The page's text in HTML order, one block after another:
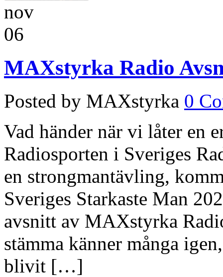
nov
06
MAXstyrka Radio
Posted by MAXstyrka 0
Vad händer när vi låter en
Radiosporten i Sveriges
en strongmantävling,
Sveriges Starkaste Man
avsnitt av MAXstyrka
stämma känner många
blivit […]